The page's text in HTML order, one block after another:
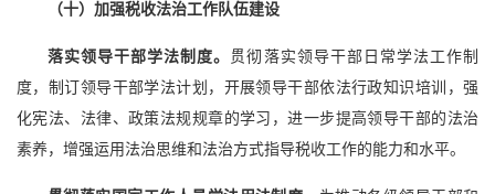
（十）加强税收法治工作队伍建设
落实领导干部学法制度。
贯彻落实领导干部日常学法工作制
度，制订领导干部学法计划，开展领导干部依法行政知识培训，强
化宪法、法律、政策法规规章的学习，进一步提高领导干部的法治
素养，增强运用法治思维和法治方式指导税收工作的能力和水平。